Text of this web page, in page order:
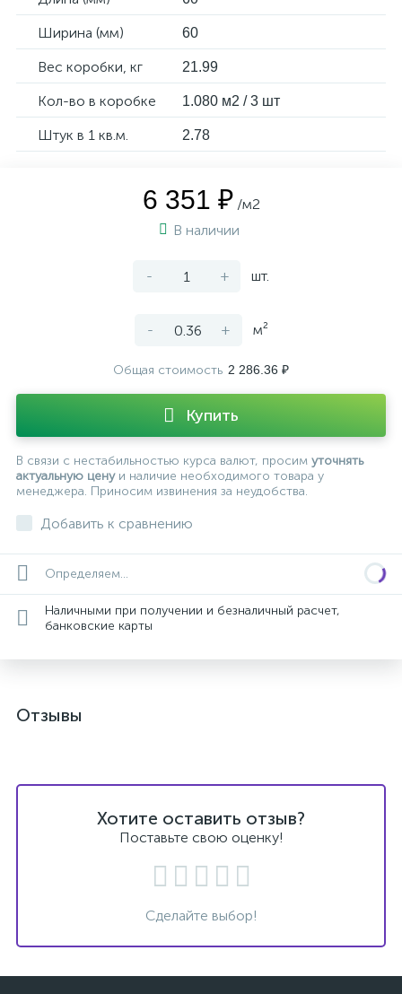
Ширина (мм) 60
Вес коробки, кг 21.99
Кол-во в коробке 1.080 м2 / 3 шт
Штук в 1 кв.м. 2.78
6 351 ₽ /м2
В наличии
- + шт.
- + м²
Общая стоимость 2 286.36 ₽
Купить
В связи с нестабильностью курса валют, просим уточнять
актуальную ценуи наличие необходимого товара у
менеджера. Приносим извинения за неудобства.
Добавить к сравнению
Определяем...
Наличными при получении и безналичный расчет,
банковские карты
Отзывы
Хотите оставить отзыв?
Поставьте свою оценку!
Сделайте выбор!